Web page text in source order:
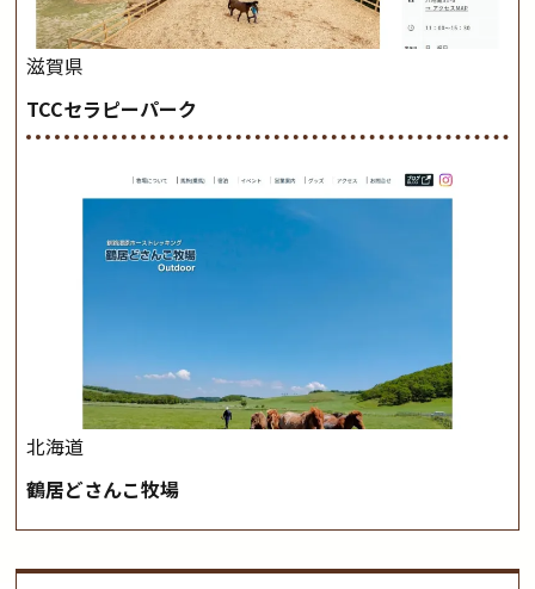
滋賀県
TCCセラピーパーク
北海道
鶴居どさんこ牧場